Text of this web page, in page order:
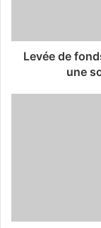
Levée de
une